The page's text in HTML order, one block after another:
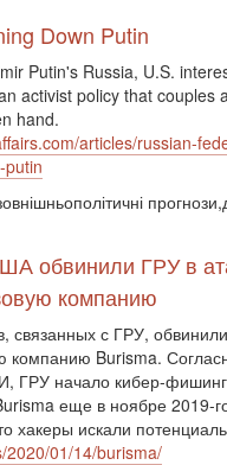
Down Putin
Putin's Russia, U.S.
activist policy that couples
hand.
articles/russian-
putin
обвинили ГРУ в
компанию
связанных с ГРУ,
компанию Burisma.
ГРУ начало кибер-
еще в ноябре 2019-
хакеры искали
2020/01/14/burisma/